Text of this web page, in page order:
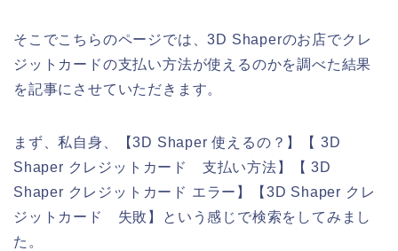
そこでこちらのページでは、3D Shaperのお店でクレ
ジットカードの支払い方法が使えるのかを調べた結果
を記事にさせていただきます。
まず、私自身、【3D Shaper 使えるの？】【 3D
Shaper クレジットカード 支払い方法】【 3D
Shaper クレジットカード エラー】【3D Shaper クレ
ジットカード 失敗】という感じで検索をしてみまし
た。